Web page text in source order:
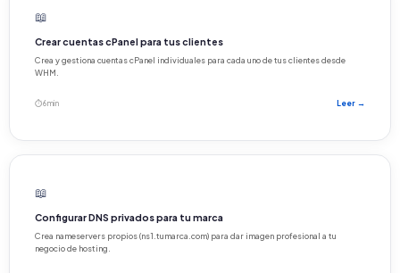
📖
Crear cuentas cPanel para tus clientes
Crea y gestiona cuentas cPanel individuales para cada uno de tus clientes desde
WHM.
⏱ 6 min Leer →
📖
Configurar DNS privados para tu marca
Crea nameservers propios (ns1.tumarca.com) para dar imagen profesional a tu
negocio de hosting.